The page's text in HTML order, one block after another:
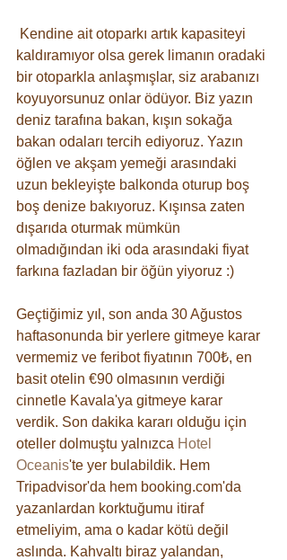
kaldıramıyor olsa gerek limanın oradaki
bir otoparkla anlaşmışlar, siz arabanızı
koyuyorsunuz onlar ödüyor. Biz yazın
deniz tarafına bakan, kışın sokağa
bakan odaları tercih ediyoruz. Yazın
öğlen ve akşam yemeği arasındaki
uzun bekleyişte balkonda oturup boş
boş denize bakıyoruz. Kışınsa zaten
dışarıda oturmak mümkün
olmadığından iki oda arasındaki fiyat
farkına fazladan bir öğün yiyoruz :)
Geçtiğimiz yıl, son anda 30 Ağustos
haftasonunda bir yerlere gitmeye karar
vermemiz ve feribot fiyatının 700₺, en
basit otelin €90 olmasının verdiği
cinnetle Kavala'ya gitmeye karar
verdik. Son dakika kararı olduğu için
oteller dolmuştu yalnızca Hotel
Oceanis'te yer bulabildik. Hem
Tripadvisor'da hem booking.com'da
yazanlardan korktuğumu itiraf
etmeliyim, ama o kadar kötü değil
aslında. Kahvaltı biraz yalandan,